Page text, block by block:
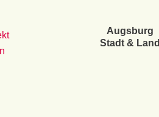
Augsburg
Stadt & Land